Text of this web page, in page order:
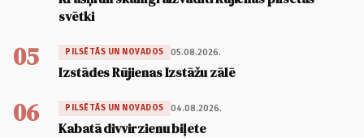
svētki
05 PILSĒTĀS UN NOVADOS 05.08.2026.
Izstādes Rūjienas Izstāžu zālē
06 PILSĒTĀS UN NOVADOS 04.08.2026.
Kabatā divvirzienu biļete